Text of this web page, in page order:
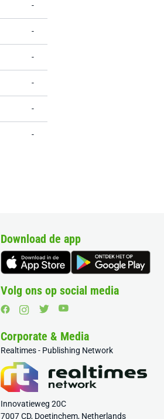
-
-
-
-
-
-
Download de app
Volg ons op social media
Corporate & Media
Realtimes - Publishing Network
Innovatieweg 20C
7007 CD, Doetinchem, Netherlands